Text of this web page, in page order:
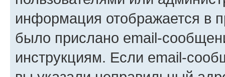
информация отображается в
было прислано email-
инструкциям. Если email-